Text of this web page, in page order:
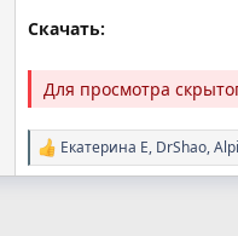
Скачать:
Для просмотра
Р
е
Екатерина Е, DrShao,